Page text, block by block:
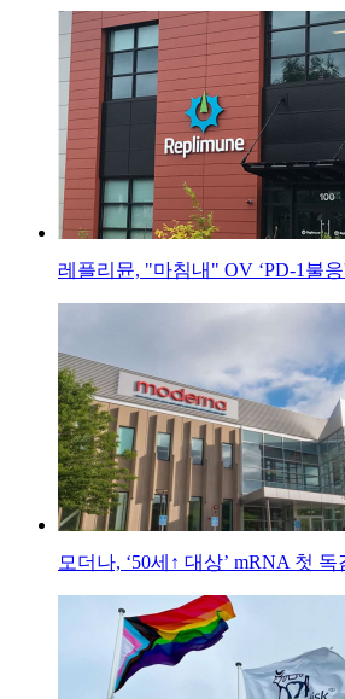
레플리뮨, "마침내" OV ‘PD-1불
모더나, ‘50세↑ 대상’ mRNA 첫